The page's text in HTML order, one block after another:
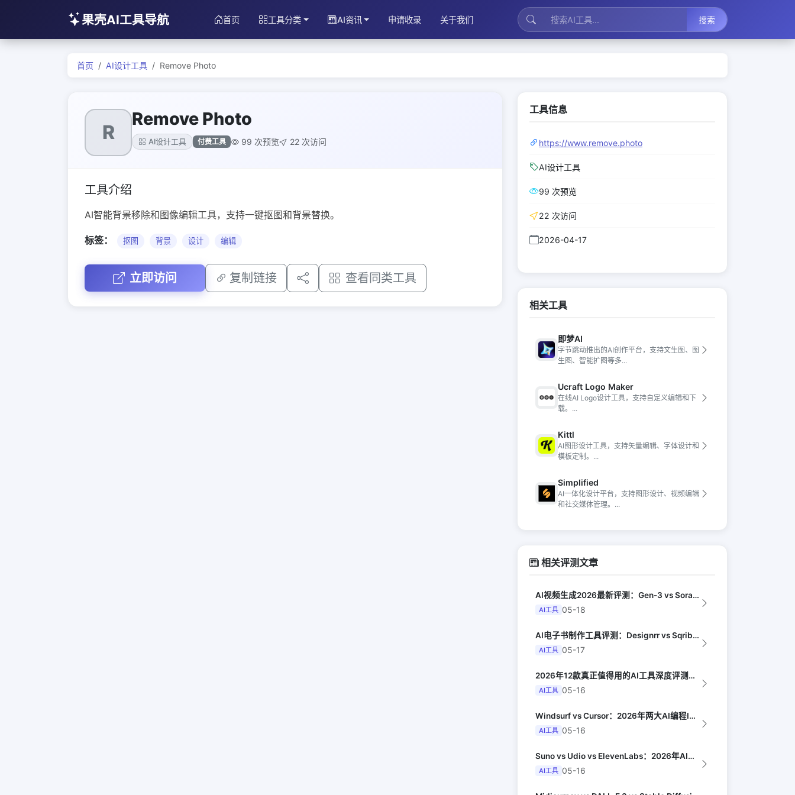
果壳AI工具导航 首页 工具分类 AI资讯 申请收录 关于我们 搜索
首页 AI设计工具 Remove Photo
R
Remove Photo
AI设计工具 付费工具 99 次预览 22 次访问
工具介绍
AI智能背景移除和图像编辑工具，支持一键抠图和背景替换。
标签： 抠图 背景 设计 编辑
立即访问 复制链接 查看同类工具
工具信息
https://www.remove.photo
AI设计工具
99 次预览
22 次访问
2026-04-17
相关工具
即梦AI
字节跳动推出的AI创作平台，支持文生图、图
生图、智能扩图等多...
Ucraft Logo Maker
在线AI Logo设计工具，支持自定义编辑和下
载。...
Kittl
AI图形设计工具，支持矢量编辑、字体设计和
模板定制。...
Simplified
AI一体化设计平台，支持图形设计、视频编辑
和社交媒体管理。...
相关评测文章
AI视频生成2026最新评测：Gen-3 vs Sora vs Kling vs...
AI工具 05-18
AI电子书制作工具评测：Designrr vs Sqribble vs Vell...
AI工具 05-17
2026年12款真正值得用的AI工具深度评测（Synthesia评选）
AI工具 05-16
Windsurf vs Cursor：2026年两大AI编程IDE终极对决实测（...
AI工具 05-16
Suno vs Udio vs ElevenLabs：2026年AI音乐生成器三...
AI工具 05-16